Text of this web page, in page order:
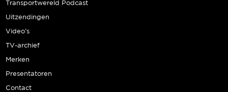
Transportwereld Podcast
Uitzendingen
Video’s
TV-archief
Merken
Presentatoren
Contact